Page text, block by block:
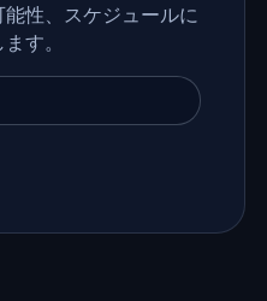
性、スケジュールに
す。